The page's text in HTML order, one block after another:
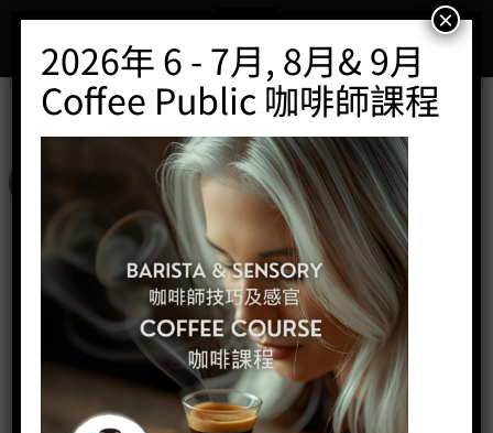
content2026年 6 - 7月, 8月& 9月
Coffee Public 咖啡師課程
×